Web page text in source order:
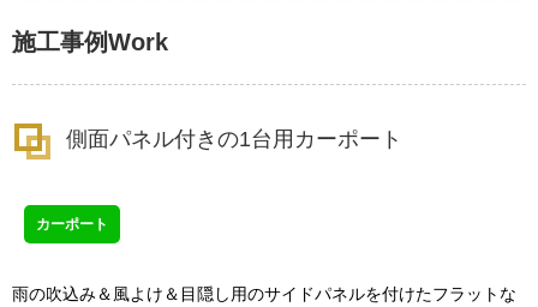
施工事例Work
側面パネル付きの1台用カーポート
カーポート
雨の吹込み＆風よけ＆目隠し用のサイドパネルを付けたフラットな